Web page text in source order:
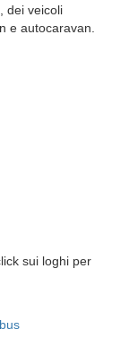
dei veicoli
e autocaravan.
sui loghi per